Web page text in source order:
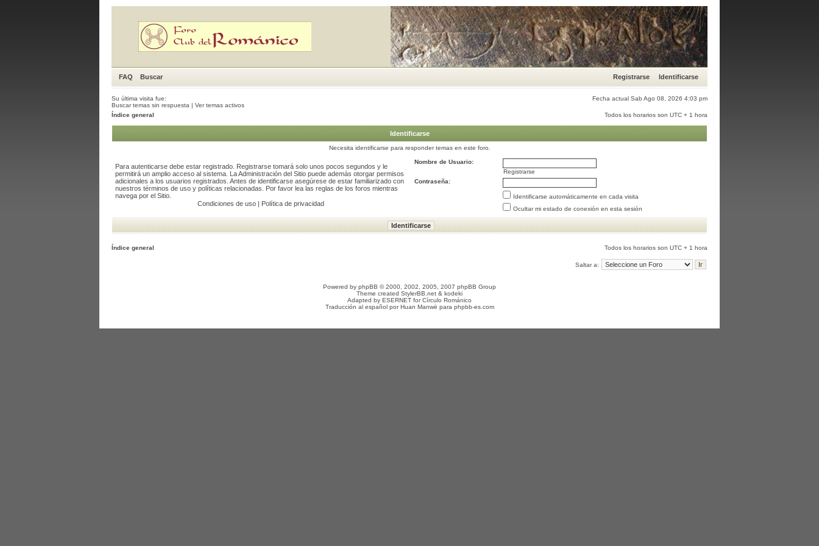
FAQ Buscar Registrarse Identificarse
Su última visita fue:
Fecha actual Sab Ago 08, 2026 4:03 pm
Buscar temas sin respuesta | Ver temas activos
Índice general
Todos los horarios son UTC + 1 hora
Identificarse
Necesita identificarse para responder temas en este foro.
Para autenticarse debe estar registrado. Registrarse tomará solo unos pocos segundos y le
permitirá un amplio acceso al sistema. La Administración del Sitio puede además otorgar permisos
adicionales a los usuarios registrados. Antes de identificarse asegúrese de estar familiarizado con
nuestros términos de uso y políticas relacionadas. Por favor lea las reglas de los foros mientras
navega por el Sitio.
Condiciones de uso| Política de privacidad
Nombre de Usuario:
Registrarse
Contraseña:
Identificarse automáticamente en cada visita
Ocultar mi estado de conexión en esta sesión
Índice general Todos los horarios son UTC + 1 hora
Saltar a:
Powered by phpBB © 2000, 2002, 2005, 2007 phpBB Group
Theme created StylerBB.net & kodeki
Adapted by ESERNET forCírculo Románico
Traducción al español porHuan Manwë para phpbb-es.com